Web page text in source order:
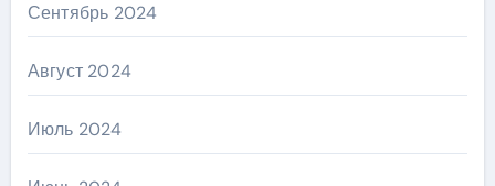
Сентябрь 2024
Август 2024
Июль 2024